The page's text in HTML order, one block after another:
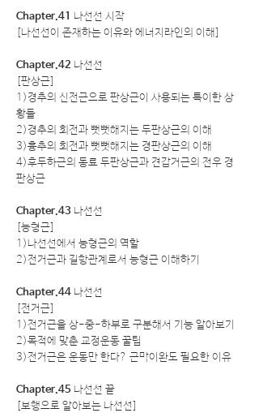
Chapter.41 나선선 시작
[나선선이 존재하는 이유와 에너지라인의 이해]
Chapter.42 나선선
[판상근]
1)경추의 신전근으로 판상근이 사용되는 특이한 상
황들
2)경추의 회전과 뻣뻣해지는 두판상근의 이해
3)흉추의 회전과 뻣뻣해지는 경판상근의 이해
4)후두하근의 동료 두판상근과 견갑거근의 전우 경
판상근
Chapter.43 나선선
[능형근]
1)나선선에서 능형근의 역할
2)전거근과 길항관계로서 능형근 이해하기
Chapter.44 나선선
[전거근]
1)전거근을 상-중-하부로 구분해서 기능 알아보기
2)목적에 맞춘 교정운동 꿀팁
3)전거근은 운동만 한다? 근막이완도 필요한 이유
Chapter.45 나선선 끝
[보행으로 알아보는 나선선]